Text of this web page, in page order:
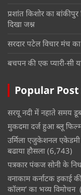
प्रशांत किशोर का
दिखा जश्न
सरदार पटेल विचार मंच
बचपन की एक प्यारी-सी
Popular Post
सरयू नदी में नहाते समय
मुकदमा दर्ज हुआ ब्लू
उर्मिला एजुकेशनल एकेडमी
बढाया हौसला (6,743)
पत्रकार पंकज सोनी के
वनाकाम कर्नाटक इकाई
कॉलम’ का भव्य विमोचन